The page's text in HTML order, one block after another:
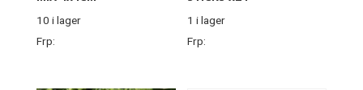
10 i lager
Frp:
1 i lager
Frp: